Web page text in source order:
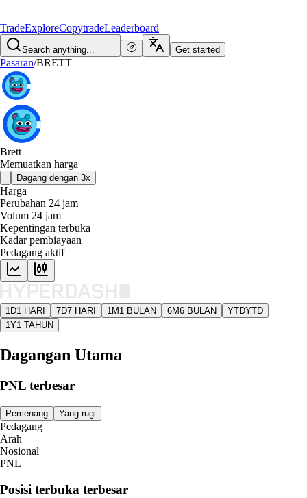
TradeExploreCopytradeLeaderboard
Search anything... Get started
Pasaran/BRETT
Brett
Memuatkan harga
Dagang dengan 3x
Harga
Perubahan 24 jam
Volum 24 jam
Kepentingan terbuka
Kadar pembiayaan
Pedagang aktif
1D1 HARI 7D7 HARI 1M 1 BULAN 6M6 BULAN YTDYTD
1Y1 TAHUN
Dagangan Utama
PNL terbesar
Pemenang Yang rugi
Pedagang
Arah
Nosional
PNL
Posisi terbuka terbesar